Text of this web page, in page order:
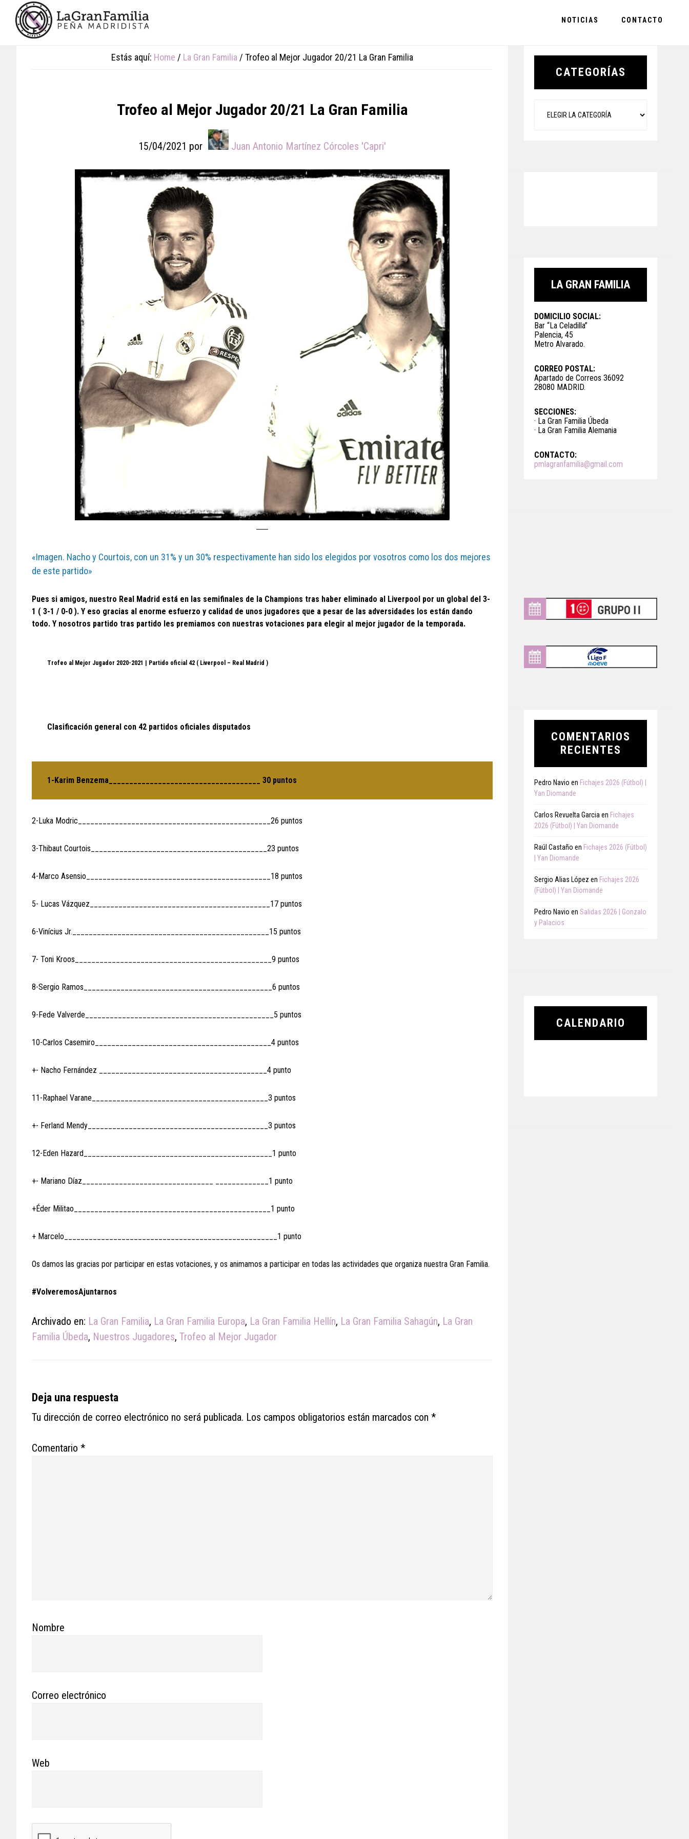
primary
footer
NOTICIAS CONTACTO
Estás aquí: Home / La Gran Familia / Trofeo al Mejor Jugador 20/21 La Gran Familia
Trofeo al Mejor Jugador 20/21 La Gran Familia
15/04/2021 por Juan Antonio Martínez Córcoles 'Capri'
«Imagen. Nacho y Courtois, con un 31% y un 30% respectivamente han sido los elegidos por vosotros como los dos mejores
de este partido»
Pues si amigos, nuestro Real Madrid está en las semifinales de la Champions tras haber eliminado al Liverpool por un global del 3-
1 ( 3-1 / 0-0 ). Y eso gracias al enorme esfuerzo y calidad de unos jugadores que a pesar de las adversidades los están dando
todo. Y nosotros partido tras partido les premiamos con nuestras votaciones para elegir al mejor jugador de la temporada.
Trofeo al Mejor Jugador 2020-2021 | Partido oficial 42 ( Liverpool – Real Madrid )
Clasificación general con 42 partidos oficiales disputados
1-Karim Benzema_____________________________________ 30 puntos
2-Luka Modric_______________________________________________26 puntos
3-Thibaut Courtois___________________________________________23 puntos
4-Marco Asensio_____________________________________________18 puntos
5- Lucas Vázquez____________________________________________17 puntos
6-Vinícius Jr.________________________________________________15 puntos
7- Toni Kroos________________________________________________9 puntos
8-Sergio Ramos______________________________________________6 puntos
9-Fede Valverde______________________________________________5 puntos
10-Carlos Casemiro___________________________________________4 puntos
+- Nacho Fernández _________________________________________4 punto
11-Raphael Varane___________________________________________3 puntos
+- Ferland Mendy____________________________________________3 puntos
12-Eden Hazard______________________________________________1 punto
+- Mariano Díaz________________________________ _____________1 punto
+Éder Militao________________________________________________1 punto
+ Marcelo____________________________________________________1 punto
Os damos las gracias por participar en estas votaciones, y os animamos a participar en todas las actividades que organiza nuestra Gran Familia.
#VolveremosAjuntarnos
Archivado en: La Gran Familia, La Gran Familia Europa, La Gran Familia Hellín, La Gran Familia Sahagún, La Gran
Familia Úbeda, Nuestros Jugadores, Trofeo al Mejor Jugador
Reader
Interactions
Deja una respuesta
Tu dirección de correo electrónico no será publicada. Los campos obligatorios están marcados con *
Comentario *
Nombre
Correo electrónico
Web
Primary
CATEGORÍAS
LA GRAN FAMILIA
DOMICILIO SOCIAL:
Bar “La Celadilla”
Palencia, 45
Metro Alvarado.
CORREO POSTAL:
Apartado de Correos 36092
28080 MADRID.
SECCIONES:
· La Gran Familia Úbeda
· La Gran Familia Alemania
CONTACTO:
pmlagranfamilia@gmail.com
COMENTARIOS
RECIENTES
Pedro Navio en Fichajes 2026 (Fútbol) |
Yan Diomande
Carlos Revuelta Garcia en Fichajes
2026 (Fútbol) | Yan Diomande
Raúl Castaño en Fichajes 2026 (Fútbol)
| Yan Diomande
Sergio Alias López en Fichajes 2026
(Fútbol) | Yan Diomande
Pedro Navio en Salidas 2026 | Gonzalo
y Palacios
CALENDARIO